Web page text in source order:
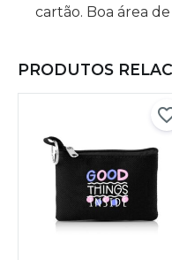
cartão. Boa área
PRODUTOS